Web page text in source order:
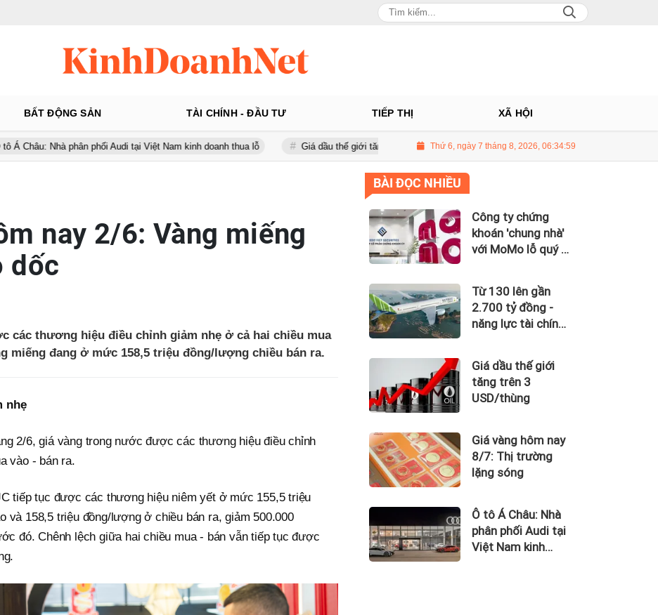
BẤT ĐỘNG SẢN TÀI CHÍNH - ĐẦU TƯ TIẾP THỊ XÃ HỘI
phân phối Audi tại Việt Nam kinh doanh thua lỗ Giá dầu thế giới tăng trên 3 USD/thùng Giá vàng hôm nay 8/7: Thị trường lặng sóng
Thứ 6, ngày 7 tháng 8, 2026, 06:35:01
nay 2/6: Vàng miếng
dốc
các thương hiệu điều chỉnh giảm nhẹ ở cả hai chiều mua
miếng đang ở mức 158,5 triệu đồng/lượng chiều bán ra.
nhẹ
2/6, giá vàng trong nước được các thương hiệu điều chỉnh
vào - bán ra.
tiếp tục được các thương hiệu niêm yết ở mức 155,5 triệu
và 158,5 triệu đồng/lượng ở chiều bán ra, giảm 500.000
đó. Chênh lệch giữa hai chiều mua - bán vẫn tiếp tục được
BÀI ĐỌC NHIỀU
Công ty chứng
khoán 'chung nhà'
với MoMo lỗ quý II
lũy kế gần 181 tỷ
đồng
Từ 130 lên gần
2.700 tỷ đồng -
năng lực tài chính
Airways nhìn từ
công nợ với ACV
Giá dầu thế giới
tăng trên 3
USD/thùng
Giá vàng hôm nay
8/7: Thị trường
lặng sóng
Ô tô Á Châu: Nhà
phân phối Audi tại
Việt Nam kinh